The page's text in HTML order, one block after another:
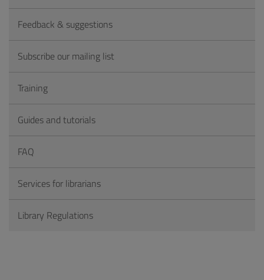
Feedback & suggestions
Subscribe our mailing list
Training
Guides and tutorials
FAQ
Services for librarians
Library Regulations